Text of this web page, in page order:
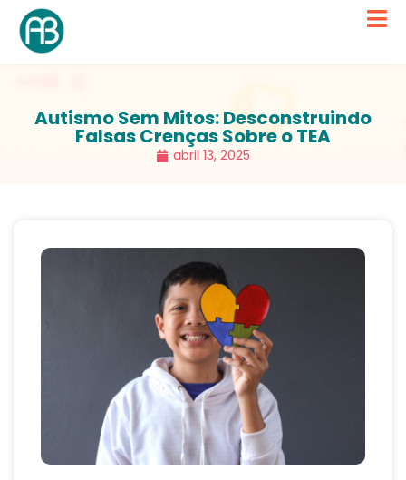
Autismo Sem Mitos: Desconstruindo
Falsas Crenças Sobre o TEA
abril 13, 2025